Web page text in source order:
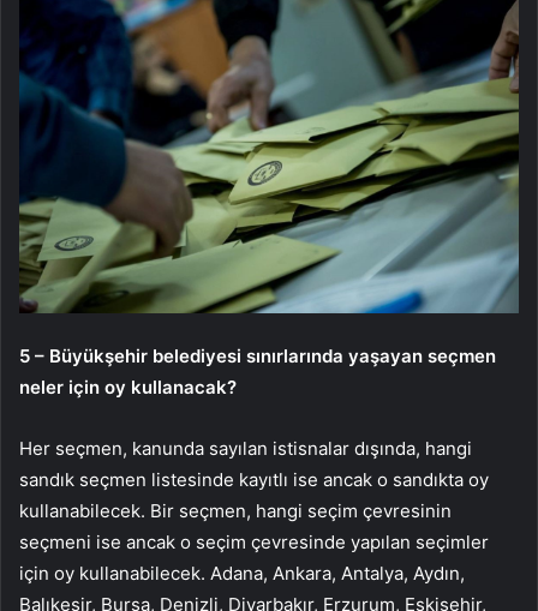
5 – Büyükşehir belediyesi sınırlarında yaşayan seçmen
neler için oy kullanacak?
Her seçmen, kanunda sayılan istisnalar dışında, hangi
sandık seçmen listesinde kayıtlı ise ancak o sandıkta oy
kullanabilecek. Bir seçmen, hangi seçim çevresinin
seçmeni ise ancak o seçim çevresinde yapılan seçimler
için oy kullanabilecek. Adana, Ankara, Antalya, Aydın,
Balıkesir, Bursa, Denizli, Diyarbakır, Erzurum, Eskişehir,